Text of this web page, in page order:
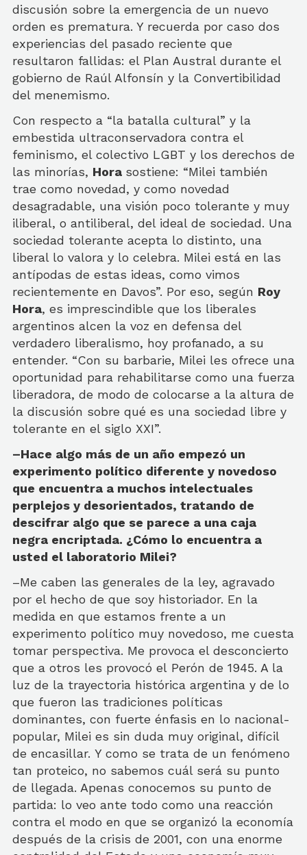
discusión sobre la emergencia de un nuevo
orden es prematura. Y recuerda por caso dos
experiencias del pasado reciente que
resultaron fallidas: el Plan Austral durante el
gobierno de Raúl Alfonsín y la Convertibilidad
del menemismo.
Con respecto a “la batalla cultural” y la
embestida ultraconservadora contra el
feminismo, el colectivo LGBT y los derechos de
las minorías, Hora sostiene: “Milei también
trae como novedad, y como novedad
desagradable, una visión poco tolerante y muy
iliberal, o antiliberal, del ideal de sociedad. Una
sociedad tolerante acepta lo distinto, una
liberal lo valora y lo celebra. Milei está en las
antípodas de estas ideas, como vimos
recientemente en Davos”. Por eso, según Roy
Hora, es imprescindible que los liberales
argentinos alcen la voz en defensa del
verdadero liberalismo, hoy profanado, a su
entender. “Con su barbarie, Milei les ofrece una
oportunidad para rehabilitarse como una fuerza
liberadora, de modo de colocarse a la altura de
la discusión sobre qué es una sociedad libre y
tolerante en el siglo XXI”.
–Hace algo más de un año empezó un
experimento político diferente y novedoso
que encuentra a muchos intelectuales
perplejos y desorientados, tratando de
descifrar algo que se parece a una caja
negra encriptada. ¿Cómo lo encuentra a
usted el laboratorio Milei?
–Me caben las generales de la ley, agravado
por el hecho de que soy historiador. En la
medida en que estamos frente a un
experimento político muy novedoso, me cuesta
tomar perspectiva. Me provoca el desconcierto
que a otros les provocó el Perón de 1945. A la
luz de la trayectoria histórica argentina y de lo
que fueron las tradiciones políticas
dominantes, con fuerte énfasis en lo nacional-
popular, Milei es sin duda muy original, difícil
de encasillar. Y como se trata de un fenómeno
tan proteico, no sabemos cuál será su punto
de llegada. Apenas conocemos su punto de
partida: lo veo ante todo como una reacción
contra el modo en que se organizó la economía
después de la crisis de 2001, con una enorme